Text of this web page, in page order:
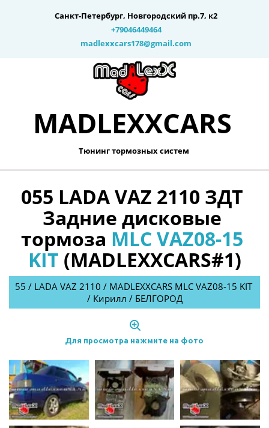
+79046449464
Санкт-Петербург, Новгородский пр.7, к2
madlexxcars178@gmail.com
MADLEXXCARS­­
Тюнинг тормозных систем
055 LADA VAZ 2110 ЗДТ
Задние дисковые
тормоза MLC VAZ08-15
KIT (MADLEXXCARS#1)
55 / LADA VAZ 2110 / MADLEXXCARS MLC VAZ08-15 KIT
/ Кирилл / БЕЛГОРОД
Для просмотра нажмите на фото